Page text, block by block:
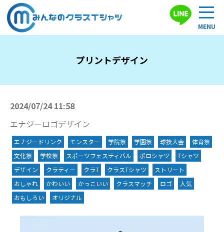
プリントデザイン
2024/07/24 11:58
エナジーロゴデザイン
エナジードリンク モンスター 学院祭 学園祭 球技大会
体育祭
文化祭
学校祭 スポーツフェスティバル ポロシャツ
Tシャツ
デザイン
クラティー クラT クラスTシャツ
ストリート
おしゃれ
かわいい かっこいい クラスマッチ ロゴ
人気
おもしろい
オリジナル